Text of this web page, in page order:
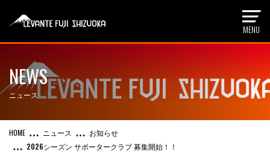
NEWS
ニュース
ニュース
お知らせ
2026シーズン サポータークラブ 募集開始！！